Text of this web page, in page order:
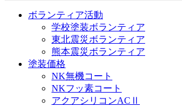
ボランティア活動
学校塗装ボランティア
東北震災ボランティア
熊本震災ボランティア
塗装価格
NK無機コート
NKフッ素コート
アクアシリコンACⅡ